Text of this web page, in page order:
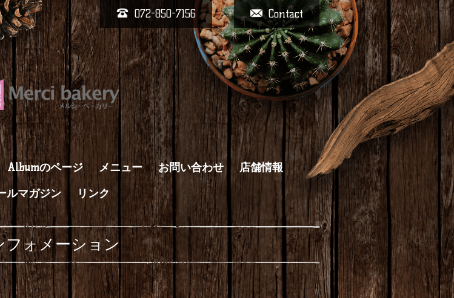
Contact
072-850-7156
Albumのページ メニュー お問い合わせ
店舗情報
ルマガジン
リンク
フォメーション